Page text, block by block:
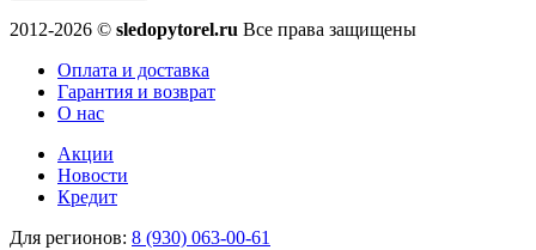
2012-2026 © sledopytorel.ru Все права защищены
Оплата и доставка
Гарантия и возврат
О нас
Акции
Новости
Кредит
Для регионов: 8 (930) 063-00-61